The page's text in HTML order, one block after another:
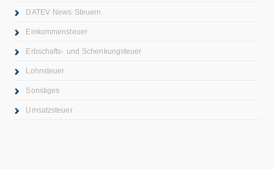
DATEV News Steuern
Einkommensteuer
Erbschafts- und Schenkungsteuer
Lohnsteuer
Sonstiges
Umsatzsteuer